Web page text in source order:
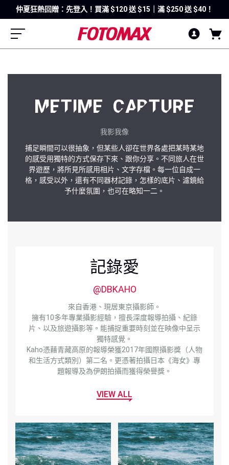
仲夏狂熱回贈：先登入！買滿 $120 送 $15｜滿 $250 送 $40！
METIME CAPTURE
我影我像
捕足瞬間可以很抽象，但某些人卻在世界各處把某時某地
的感受用獨特的方式保存下來、跟你分享。不同旅人在世
界遊歷，將所見所感用相片、文字存檔。每一位自成一
格，感受以外，還有不同器材記錄，怎樣的底片、濾鏡給
予什麼氛圍，也可在略知一二。
記錄愛
@DBKAHO
來自香港、現居東京攝影師。
擁有10多年專業攝影經驗，擅長深度報導拍攝、紀錄
片、以及旅遊攝影等。能捕捉重要時刻並在映像中呈示
獨特感覺。
Kaho憑藉青藏高原的報導榮獲2017年國際攝影獎（人物
和生活方式類別）第二名。更憑著拍攝日本《海女》專
題報導及為伊朗拍攝而獲得榮譽獎。
VIEW ALL